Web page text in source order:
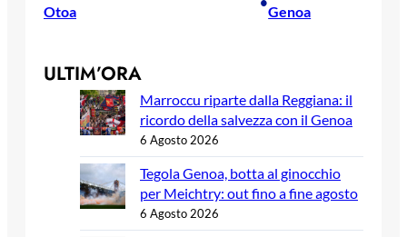
Otoa
Genoa
ULTIM’ORA
Marroccu riparte dalla Reggiana: il
ricordo della salvezza con il Genoa
6 Agosto 2026
Tegola Genoa, botta al ginocchio
per Meichtry: out fino a fine agosto
6 Agosto 2026